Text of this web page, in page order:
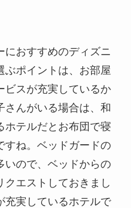
におすすめのディズニ
ぶポイントは、お部屋
ビスが充実しているか
さんがいる場合は、和
ホテルだとお布団で寝
すね。ベッドガードの
いので、ベッドからの
エストしておきまし
充実しているホテルで